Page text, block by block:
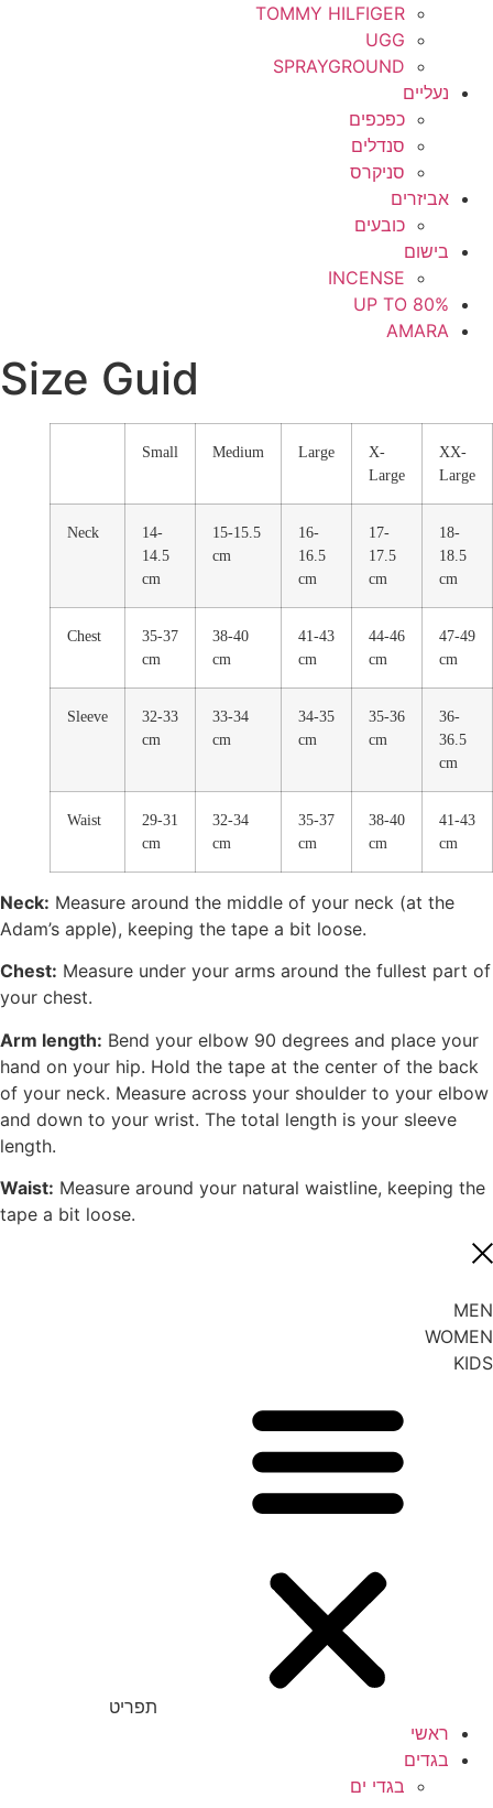
TOMMY HILFIGER
UGG
SPRAYGROUND
נעליים
כפכפים
סנדלים
סניקרס
אביזרים
כובעים
בישום
INCENSE
UP TO 80%
AMARA
Size Guid
Small Medium Large
X-
Large
XX-
Large
Neck
14-
14.5
cm
15-15.5
cm
16-
16.5
cm
17-
17.5
cm
18-
18.5
cm
Chest
35-37
cm
38-40
cm
41-43
cm
44-46
cm
47-49
cm
Sleeve
32-33
cm
33-34
cm
34-35
cm
35-36
cm
36-
36.5
cm
Waist
29-31
cm
32-34
cm
35-37
cm
38-40
cm
41-43
cm
Neck: Measure around the middle of your neck (at the
Adam’s apple), keeping the tape a bit loose.
Chest: Measure under your arms around the fullest part of
your chest.
Arm length: Bend your elbow 90 degrees and place your
hand on your hip. Hold the tape at the center of the back
of your neck. Measure across your shoulder to your elbow
and down to your wrist. The total length is your sleeve
length.
Waist: Measure around your natural waistline, keeping the
tape a bit loose.
MEN
WOMEN
KIDS
תפריט
ראשי
בגדים
בגדי ים